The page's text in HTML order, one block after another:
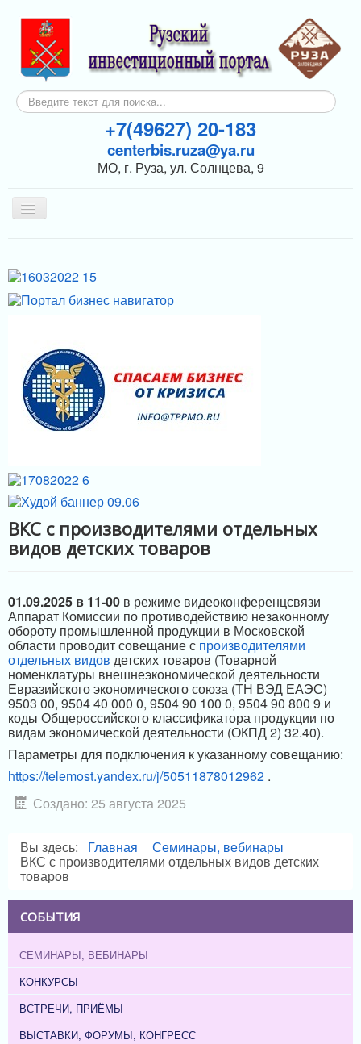
Искать...
+7(49627) 20-183
centerbis.ruza@ya.ru
МО, г. Руза, ул. Солнцева, 9
Включить/
выключить
ГЛАВНАЯ
НОВОСТИ
ПОДДЕРЖКА БИЗНЕСА
МЕРЫ ПОДДЕРЖКИ
ИНФРАСТРУКТУРА ПОДДЕРЖКИ
ВКС с производителями отдельных
видов детских товаров
01.09.2025 в 11-00 в режиме видеоконференцсвязи
Аппарат Комиссии по противодействию незаконному
обороту промышленной продукции в Московской
области проводит совещание с производителями
отдельных видов детских товаров (Товарной
номенклатуры внешнеэкономической деятельности
Евразийского экономического союза (ТН ВЭД ЕАЭС)
9503 00, 9504 40 000 0, 9504 90 100 0, 9504 90 800 9 и
коды Общероссийского классификатора продукции по
видам экономической деятельности (ОКПД 2) 32.40).
Параметры для подключения к указанному совещанию:
https://telemost.yandex.ru/j/50511878012962 .
Создано: 25 августа 2025
Вы здесь: Главная Семинары, вебинары
ВКС с производителями отдельных видов детских
товаров
СОБЫТИЯ
СЕМИНАРЫ, ВЕБИНАРЫ
КОНКУРСЫ
ВСТРЕЧИ, ПРИЁМЫ
ВЫСТАВКИ, ФОРУМЫ, КОНГРЕСС